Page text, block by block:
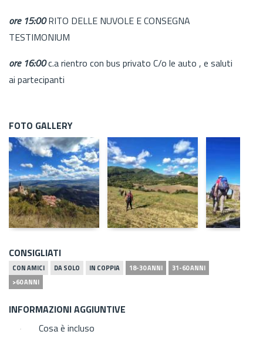
ore 15:00RITO DELLE NUVOLE E CONSEGNA
TESTIMONIUM
ore 16:00c.a rientro con bus privato C/o le auto , e saluti
ai partecipanti
FOTO GALLERY
CONSIGLIATI
CON AMICI DA SOLO IN COPPIA 18-30 ANNI
31-60 ANNI
>60 ANNI
INFORMAZIONI AGGIUNTIVE
Cosa è incluso